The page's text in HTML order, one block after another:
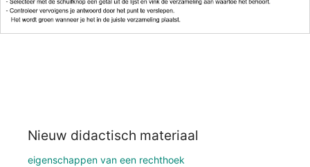
Nieuw didactisch materiaal
eigenschappen van een rechthoek